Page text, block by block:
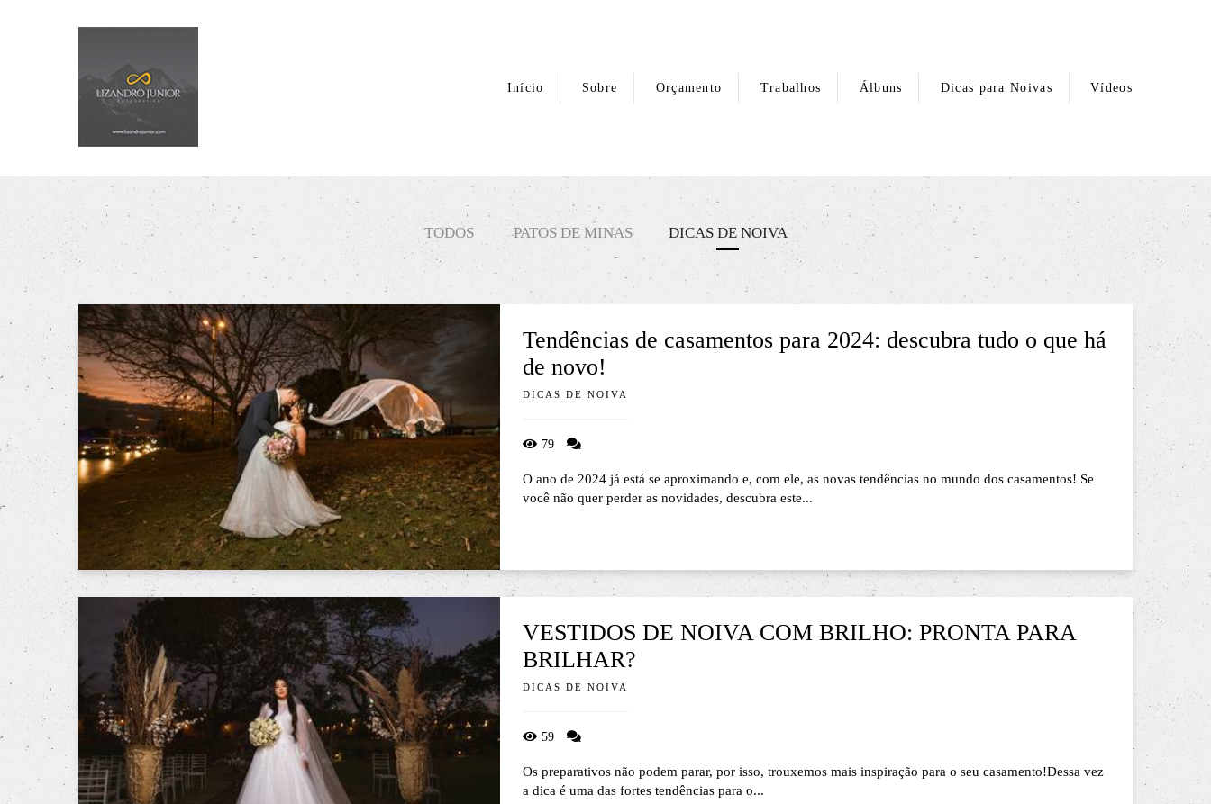
Início Sobre Orçamento Trabalhos Álbuns Dicas para Noivas Vídeos
TODOS PATOS DE MINAS DICAS DE NOIVA
Tendências de casamentos para 2024: descubra tudo o que há
de novo!
DICAS DE NOIVA
79
O ano de 2024 já está se aproximando e, com ele, as novas tendências no mundo dos casamentos! Se
você não quer perder as novidades, descubra este...
VESTIDOS DE NOIVA COM BRILHO: PRONTA PARA
BRILHAR?
DICAS DE NOIVA
59
Os preparativos não podem parar, por isso, trouxemos mais inspiração para o seu casamento!Dessa vez
a dica é uma das fortes tendências para o...